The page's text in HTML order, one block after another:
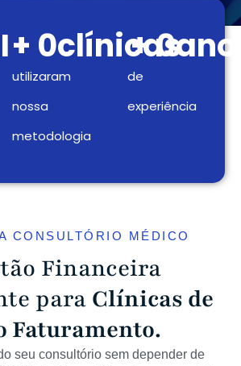
utilizaram
nossa
metodologia
+ 0clínicas
de
experiência
+ 0
CONSULTÓRIO MÉDICO
Financeira
para Clínicas de
Faturamento.
seu consultório sem depender de